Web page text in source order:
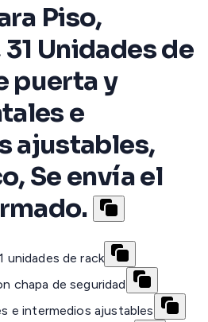
Piso,
Unidades de
puerta y
e
ajustables,
Se envía el
unidades de rack
chapa de seguridad
e intermedios ajustables